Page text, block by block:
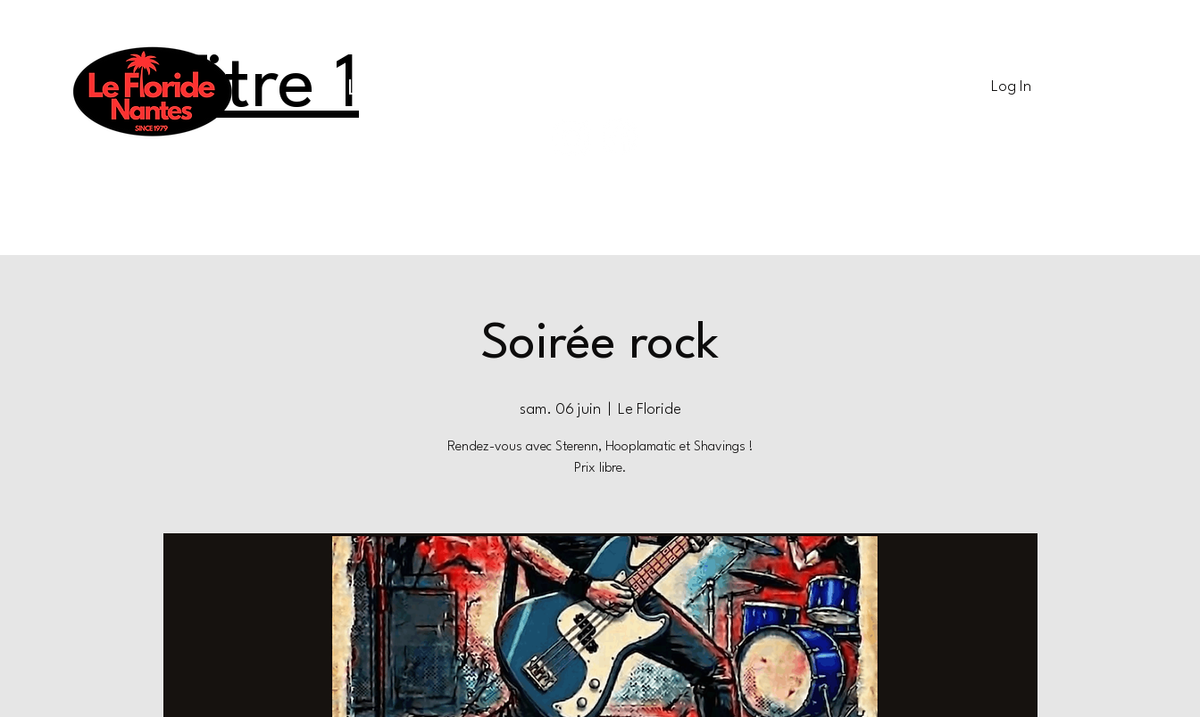
Titre 1 Log In
Le Floride
Soirée rock
sam. 06 juin Le Floride
Rendez-vous avec Sterenn, Hooplamatic et Shavings !
Prix libre.